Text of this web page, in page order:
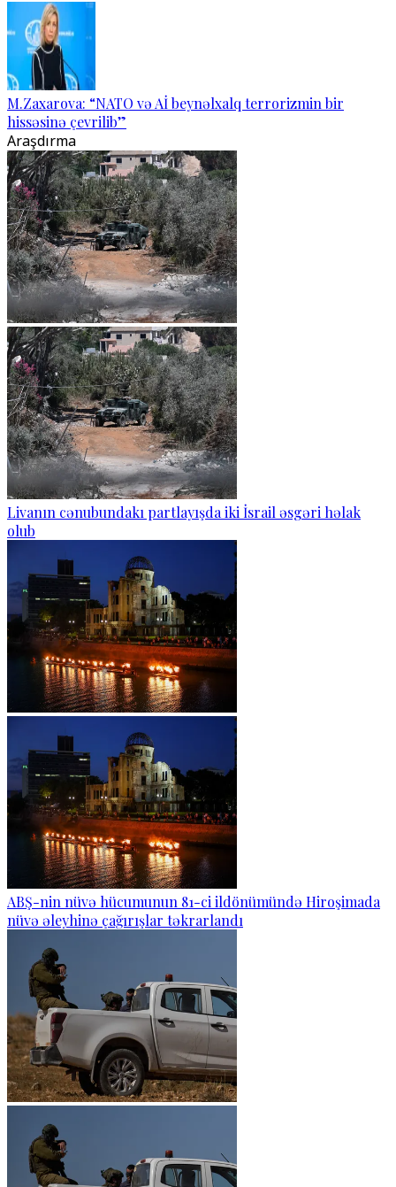
M.Zaxarova: “NATO və Aİ beynəlxalq terrorizmin bir
hissəsinə çevrilib”
Araşdırma
Livanın cənubundakı partlayışda iki İsrail əsgəri həlak
olub
ABŞ-nin nüvə hücumunun 81-ci ildönümündə Hiroşimada
nüvə əleyhinə çağırışlar təkrarlandı